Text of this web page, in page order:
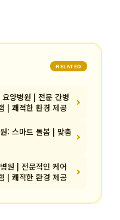
RELATED
양병원 | 전문 간병
| 쾌적한 환경 제공
: 스마트 돌봄 | 맞춤
원 | 전문적인 케어
| 쾌적한 환경 제공